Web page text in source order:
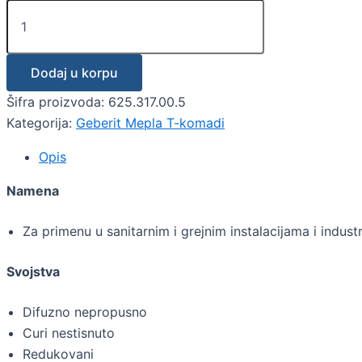
Dodaj u korpu
Šifra proizvoda: 625.317.00.5
Kategorija: Geberit Mepla T-komadi
Opis
Namena
Za primenu u sanitarnim i grejnim instalacijama i
Svojstva
Difuzno nepropusno
Curi nestisnuto
Redukovani